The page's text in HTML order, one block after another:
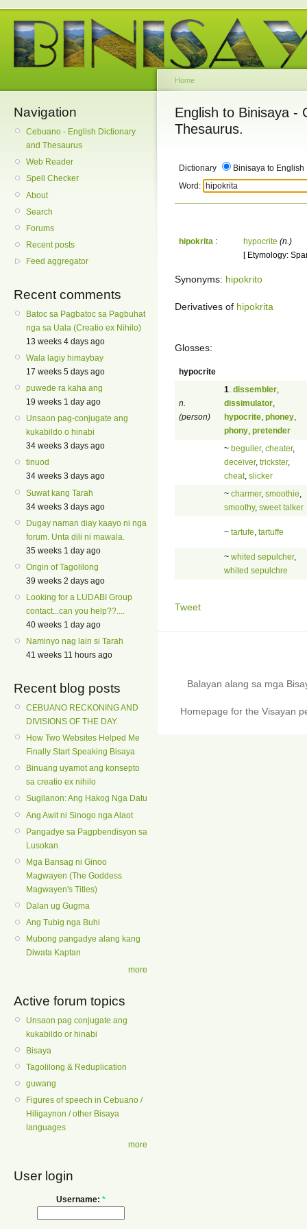
Navigation
Cebuano - English Dictionary
and Thesaurus
Web Reader
Spell Checker
About
Search
Forums
Recent posts
Feed aggregator
Recent comments
Batoc sa Pagbatoc sa Pagbuhat
nga sa Uala (Creatio ex Nihilo)
13 weeks 4 days ago
Wala lagiy himaybay
17 weeks 5 days ago
puwede ra kaha ang
19 weeks 1 day ago
Unsaon pag-conjugate ang
kukabildo o hinabi
34 weeks 3 days ago
tinuod
34 weeks 3 days ago
Suwat kang Tarah
34 weeks 3 days ago
Dugay naman diay kaayo ni nga
forum. Unta dili ni mawala.
35 weeks 1 day ago
Origin of Tagolilong
39 weeks 2 days ago
Looking for a LUDABI Group
contact...can you help??....
40 weeks 1 day ago
Naminyo nag lain si Tarah
41 weeks 11 hours ago
Recent blog posts
CEBUANO RECKONING AND
DIVISIONS OF THE DAY.
How Two Websites Helped Me
Finally Start Speaking Bisaya
Binuang uyamot ang konsepto
sa creatio ex nihilo
Sugilanon: Ang Hakog Nga Datu
Ang Awit ni Sinogo nga Alaot
Pangadye sa Pagpbendisyon sa
Lusokan
Mga Bansag ni Ginoo
Magwayen (The Goddess
Magwayen's Titles)
Dalan ug Gugma
Ang Tubig nga Buhi
Mubong pangadye alang kang
Diwata Kaptan
more
Active forum topics
Unsaon pag conjugate ang
kukabildo or hinabi
Bisaya
Tagolilong & Reduplication
guwang
Figures of speech in Cebuano /
Hiligaynon / other Bisaya
languages
more
User login
Username: *
Home
English to Binisaya -
Thesaurus.
Dictionary
Binisaya to English
Word:
hipokrita : hypocrite (n.)
[ Etymology:
Synonyms: hipokrito
Derivatives of hipokrita
Glosses:
hypocrite
n.
(person)
1 dissembler
dissimulator
hypocrite phoney
phony pretender
~ beguiler, cheater,
deceiver, trickster,
cheat, slicker
~ charmer, smoothie
smoothy, sweet talker
~ tartufe tartuffe
~ whited sepulcher,
whited sepulchre
Tweet
Balayan alang sa mga
Homepage for the Visayan